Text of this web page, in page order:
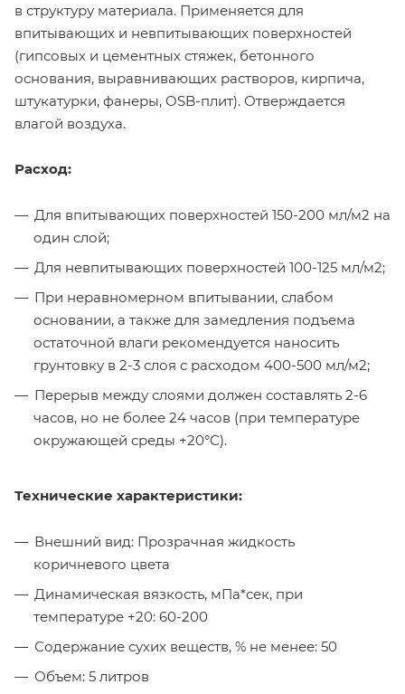
в структуру материала. Применяется для
впитывающих и невпитывающих поверхностей
(гипсовых и цементных стяжек, бетонного
основания, выравнивающих растворов, кирпича,
штукатурки, фанеры, OSB-плит). Отверждается
влагой воздуха.
Расход:
Для впитывающих поверхностей 150-200 мл/м2 на
один слой;
Для невпитывающих поверхностей 100-125 мл/м2;
При неравномерном впитывании, слабом
основании, а также для замедления подъема
остаточной влаги рекомендуется наносить
грунтовку в 2-3 слоя с расходом 400-500 мл/м2;
Перерыв между слоями должен составлять 2-6
часов, но не более 24 часов (при температуре
окружающей среды +20°C).
Технические характеристики:
Внешний вид: Прозрачная жидкость
коричневого цвета
Динамическая вязкость, мПа*сек, при
температуре +20: 60-200
Содержание сухих веществ, % не менее: 50
Объем: 5 литров